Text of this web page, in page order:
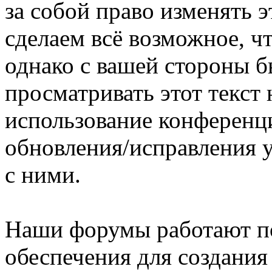
за собой право изменять
сделаем всё возможное,
однако с вашей стороны
просматривать этот
использование
обновления/исправления
с ними.
Наши форумы работают
обеспечения для